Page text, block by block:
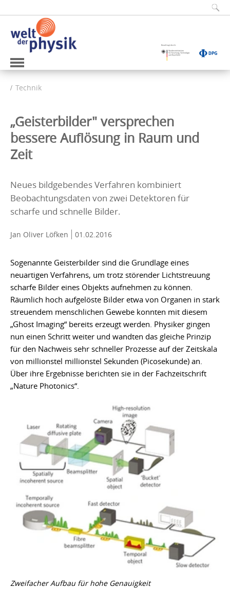
Technik
„Geisterbilder" versprechen
bessere Auflösung in Raum und
Zeit
Neues bildgebendes Verfahren kombiniert
Beobachtungsdaten von zwei Detektoren für
scharfe und schnelle Bilder.
Jan Oliver Löfken 01.02.2016
Sogenannte Geisterbilder sind die Grundlage eines
neuartigen Verfahrens, um trotz störender Lichtstreuung
scharfe Bilder eines Objekts aufnehmen zu können.
Räumlich hoch aufgelöste Bilder etwa von Organen in stark
streuendem menschlichen Gewebe konnten mit diesem
„Ghost Imaging“ bereits erzeugt werden. Physiker gingen
nun einen Schritt weiter und wandten das gleiche Prinzip
für den Nachweis sehr schneller Prozesse auf der Zeitskala
von millionstel millionstel Sekunden (Picosekunde) an.
Über ihre Ergebnisse berichten sie in der Fachzeitschrift
„Nature Photonics“.
Zweifacher Aufbau für hohe Genauigkeit